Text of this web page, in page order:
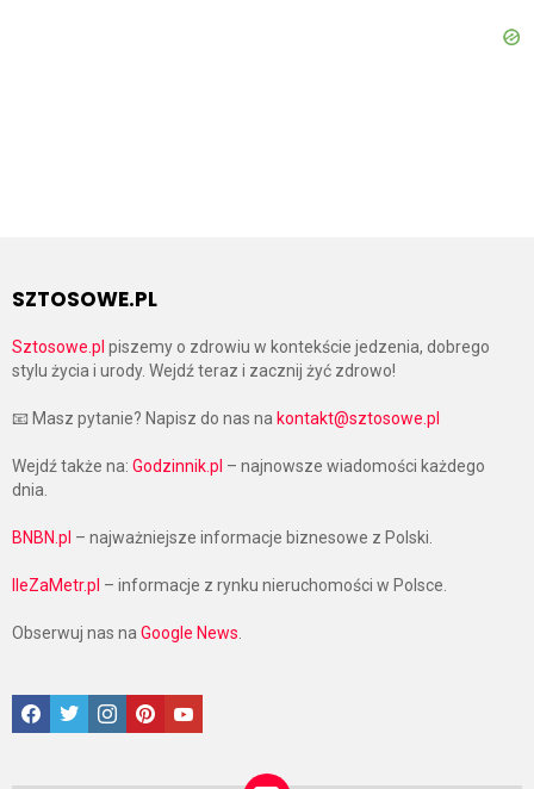
SZTOSOWE.PL
Sztosowe.pl piszemy o zdrowiu w kontekście jedzenia, dobrego
stylu życia i urody. Wejdź teraz i zacznij żyć zdrowo!
📧 Masz pytanie? Napisz do nas na kontakt@sztosowe.pl
Wejdź także na: Godzinnik.pl – najnowsze wiadomości każdego
dnia.
BNBN.pl – najważniejsze informacje biznesowe z Polski.
IleZaMetr.pl – informacje z rynku nieruchomości w Polsce.
Obserwuj nas na Google News
Facebook
TwitterInstagramPinterestGoogle News